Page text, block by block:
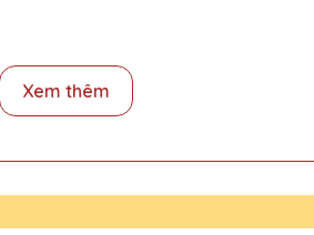
năm thì thời gian trả hàng sẽ lâu hơn,
Xem thêm